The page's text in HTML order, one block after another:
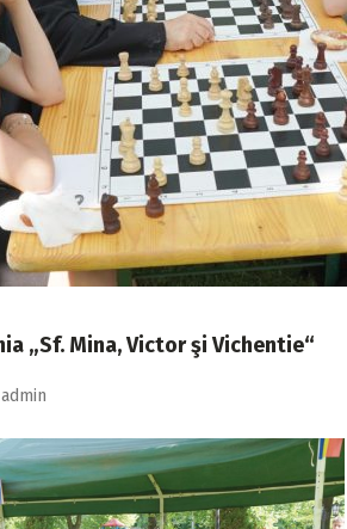
„Sf. Mina, Victor şi Vichentie“
admin